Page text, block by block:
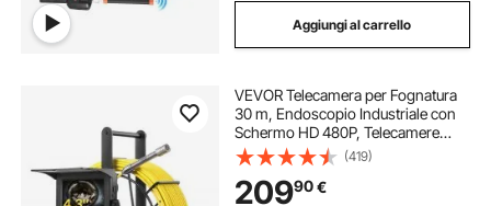
Aggiungi al carrello
VEVOR Telecamera per Fognatura
30 m, Endoscopio Industriale con
Schermo HD 480P, Telecamere
Idrauliche a Serpente Impermeabili
IP68 con 6 LED e Scheda da 16 GB
per Tubi di Condotta Fognaria
(419)
20990€